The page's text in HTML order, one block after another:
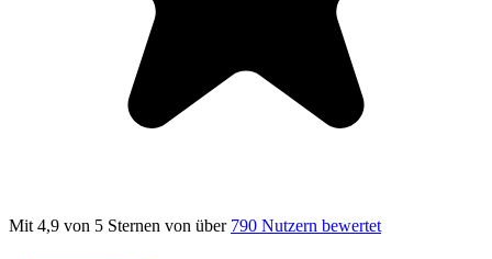
Mit 4,9 von 5 Sternen von über 790 Nutzern bewertet